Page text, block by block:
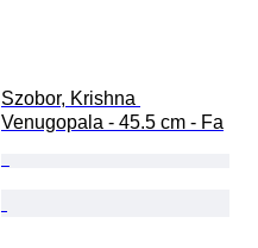
Szobor, Krishna
Venugopala - 45.5 cm - Fa